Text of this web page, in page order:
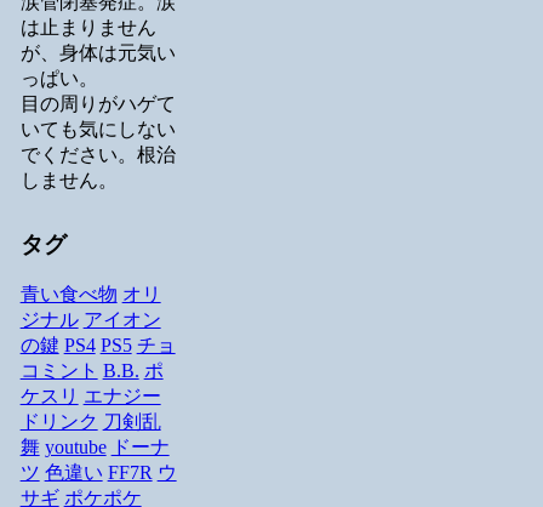
は止まりません
が、身体は元気い
っぱい。
目の周りがハゲて
いても気にしない
でください。根治
しません。
タグ
青い食べ物 オリ
ジナル アイオン
の鍵 PS4 PS5 チョ
コミント B.B. ポ
ケスリ エナジー
ドリンク 刀剣乱
舞 youtube
ドーナ
ツ 色違い FF7R ウ
サギ ポケポケ